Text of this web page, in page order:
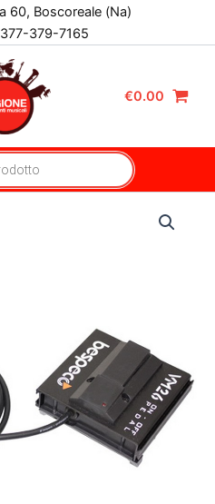
60, Boscoreale (Na)
379-7165
€0.00